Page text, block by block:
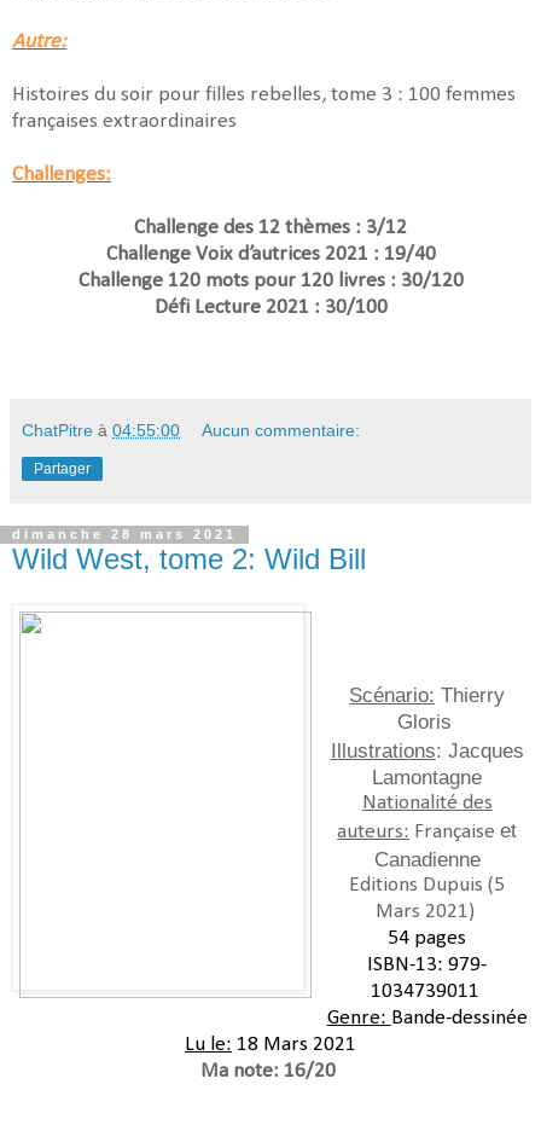
Autre:
Histoires du soir pour filles rebelles, tome 3 : 100 femmes
françaises extraordinaires
Challenges:
Challenge des 12 thèmes : 3/12
Challenge Voix d’autrices 2021 : 19/40
Challenge 120 mots pour 120 livres : 30/120
Défi Lecture 2021 : 30/100
ChatPitre à 04:55:00 Aucun commentaire:
Partager
dimanche 28 mars 2021
Wild West, tome 2: Wild Bill
Scénario: Thierry
Gloris
Illustrations: Jacques
Lamontagne
Nationalité des
auteurs: Françaiseet
Canadienne
Editions Dupuis (5
Mars 2021)
54 pages
ISBN-13:979-
1034739011
Genre: Bande-dessinée
Lu le: 18 Mars 2021
Ma note: 16/20